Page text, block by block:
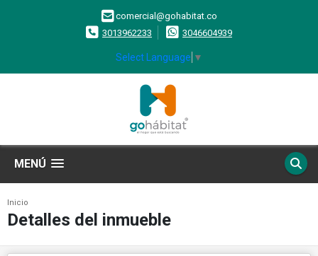
comercial@gohabitat.co
3013962233
3046604939
Select Language ▼
MENÚ
Inicio
Detalles del inmueble